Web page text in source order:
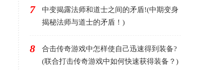
7
中变揭露法师和道士之间的矛盾!(中期变身
揭秘法师与道士的矛盾！)
8
合击传奇游戏中怎样使自己迅速得到装备?
(联合打击传奇游戏中如何快速获得装备？)